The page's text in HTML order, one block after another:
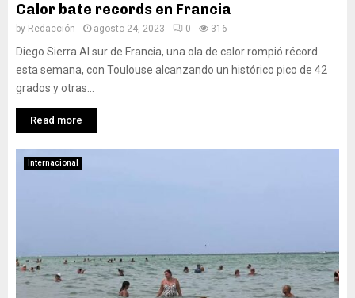
Calor bate records en Francia
by Redacción agosto 24, 2023 0 316
Diego Sierra Al sur de Francia, una ola de calor rompió récord
esta semana, con Toulouse alcanzando un histórico pico de 42
grados y otras...
Read more
Internacional